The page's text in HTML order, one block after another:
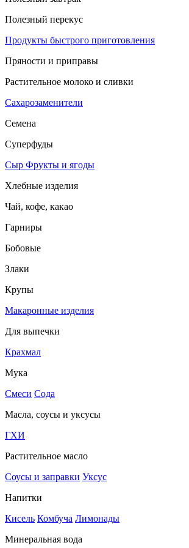
Полезный перекус
Продукты быстрого приготовления
Пряности и приправы
Растительное молоко и сливки
Сахарозаменители
Семена
Суперфуды
Сыр Фрукты и ягоды
Хлебные изделия
Чай, кофе, какао
Гарниры
Бобовые
Злаки
Крупы
Макаронные изделия
Для выпечки
Крахмал
Мука
Смеси Сода
Масла, соусы и уксусы
ГХИ
Растительное масло
Соусы и заправки Уксус
Напитки
Кисель Комбуча Лимонады
Минеральная вода